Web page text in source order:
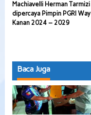
Machiavelli Herman Tarmizi
dipercaya Pimpin PGRI Way
Kanan 2024 – 2029
Baca Juga